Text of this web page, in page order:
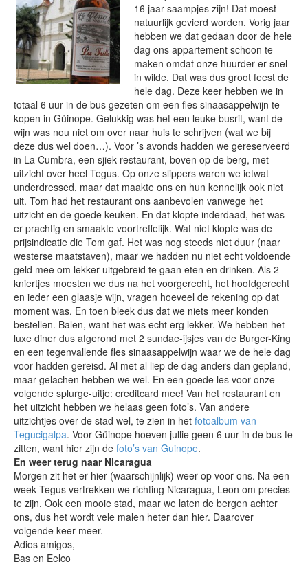
16 jaar saampjes zijn! Dat moest
natuurlijk gevierd worden. Vorig jaar
hebben we dat gedaan door de hele
dag ons appartement schoon te
maken omdat onze huurder er snel
in wilde. Dat was dus groot feest de
hele dag. Deze keer hebben we in
totaal 6 uur in de bus gezeten om een fles sinaasappelwijn te
kopen in Güinope. Gelukkig was het een leuke busrit, want de
wijn was nou niet om over naar huis te schrijven (wat we bij
deze dus wel doen…). Voor ’s avonds hadden we gereserveerd
in La Cumbra, een sjiek restaurant, boven op de berg, met
uitzicht over heel Tegus. Op onze slippers waren we ietwat
underdressed, maar dat maakte ons en hun kennelijk ook niet
uit. Tom had het restaurant ons aanbevolen vanwege het
uitzicht en de goede keuken. En dat klopte inderdaad, het was
er prachtig en smaakte voortreffelijk. Wat niet klopte was de
prijsindicatie die Tom gaf. Het was nog steeds niet duur (naar
westerse maatstaven), maar we hadden nu niet echt voldoende
geld mee om lekker uitgebreid te gaan eten en drinken. Als 2
kniertjes moesten we dus na het voorgerecht, het hoofdgerecht
en ieder een glaasje wijn, vragen hoeveel de rekening op dat
moment was. En toen bleek dus dat we niets meer konden
bestellen. Balen, want het was echt erg lekker. We hebben het
luxe diner dus afgerond met 2 sundae-ijsjes van de Burger-King
en een tegenvallende fles sinaasappelwijn waar we de hele dag
voor hadden gereisd. Al met al liep de dag anders dan gepland,
maar gelachen hebben we wel. En een goede les voor onze
volgende splurge-uitje: creditcard mee! Van het restaurant en
het uitzicht hebben we helaas geen foto’s. Van andere
uitzichtjes over de stad wel, te zien in het fotoalbum van
Tegucigalpa. Voor Güinope hoeven jullie geen 6 uur in de bus te
zitten, want hier zijn de foto’s van Guinope.
En weer terug naar Nicaragua
Morgen zit het er hier (waarschijnlijk) weer op voor ons. Na een
week Tegus vertrekken we richting Nicaragua, Leon om precies
te zijn. Ook een mooie stad, maar we laten de bergen achter
ons, dus het wordt vele malen heter dan hier. Daarover
volgende keer meer.
Adios amigos,
Bas en Eelco